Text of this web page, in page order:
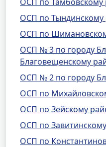
ОСП по Тындинскому
ОСП по
ОСП № 3 по городу
Благовещенскому
ОСП № 2 по городу
ОСП по
ОСП по Зейскому
ОСП по
ОСП по